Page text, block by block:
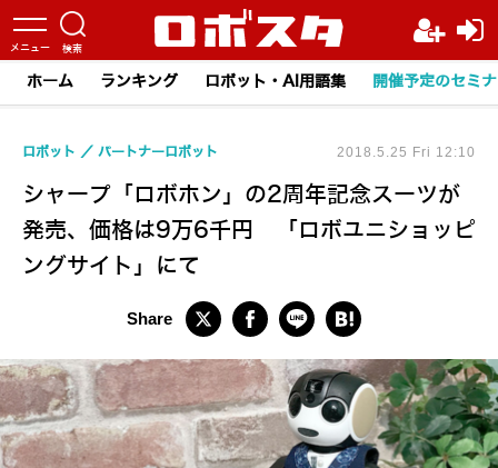
ホーム ランキング ロボット・AI用語集 開催予定のセミ
シャープ「ロボホン」の2周年記念スーツが
発売、価格は9万6千円 「ロボユニショッピ
ングサイト」にて
ロボット パートナーロボット 2018.5.25 Fri 12:10